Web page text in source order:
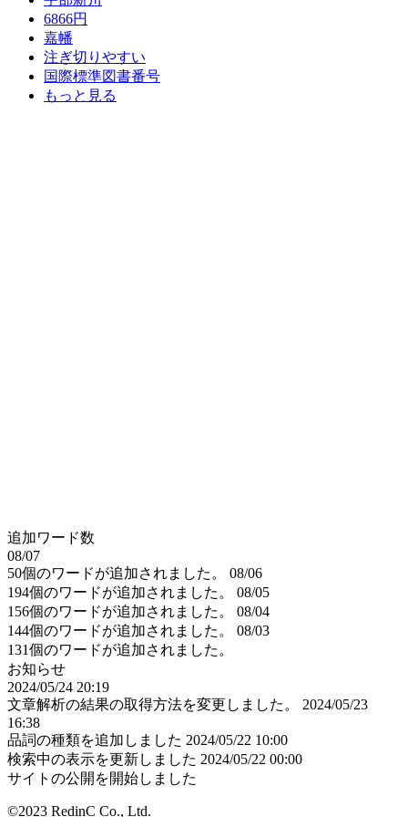
6866円
嘉幡
注ぎ切りやすい
国際標準図書番号
もっと見る
追加ワード数
08/07
50個のワードが追加されました。
08/06
194個のワードが追加されました。
08/05
156個のワードが追加されました。
08/04
144個のワードが追加されました。
08/03
131個のワードが追加されました。
お知らせ
2024/05/24 20:19
文章解析の結果の取得方法を変更しました。
2024/05/23
16:38
品詞の種類を追加しました 2024/05/22 10:00
検索中の表示を更新しました 2024/05/22 00:00
サイトの公開を開始しました
©2023 RedinC Co., Ltd.